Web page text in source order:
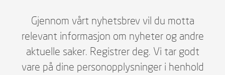
Gjennom vårt nyhetsbrev vil du motta
relevant informasjon om nyheter og andre
aktuelle saker. Registrer deg. Vi tar godt
vare på dine personopplysninger i henhold